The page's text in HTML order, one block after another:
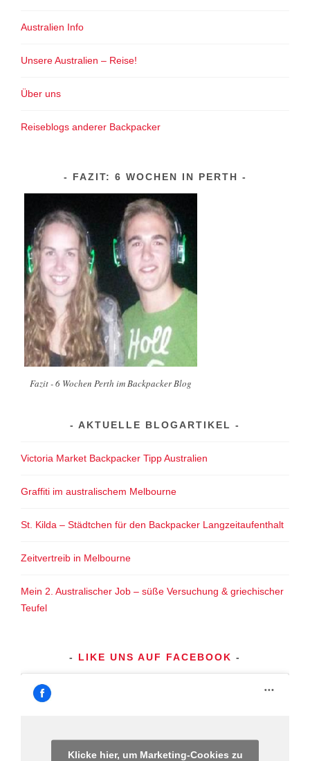
Australien Info
Unsere Australien – Reise!
Über uns
Reiseblogs anderer Backpacker
FAZIT: 6 WOCHEN IN PERTH
Fazit - 6 Wochen Perth im Backpacker Blog
AKTUELLE BLOGARTIKEL
Victoria Market Backpacker Tipp Australien
Graffiti im australischem Melbourne
St. Kilda – Städtchen für den Backpacker Langzeitaufenthalt
Zeitvertreib in Melbourne
Mein 2. Australischer Job – süße Versuchung & griechischer
Teufel
LIKE UNS AUF FACEBOOK
Klicke hier, um Marketing-Cookies zu